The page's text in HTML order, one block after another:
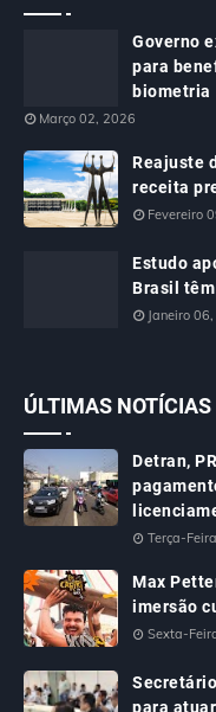
Governo
para
biometria
Março 02, 2026
Reajuste
receita
Fevereiro
Estudo
Brasil
Janeiro
ÚLTIMAS NOTÍCIAS
Detran,
Terça-
Max
imersão
Sexta-
para